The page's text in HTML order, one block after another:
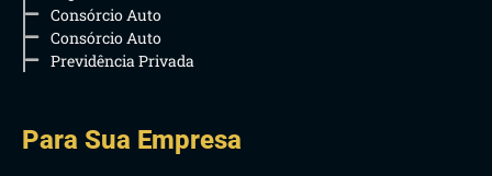
Consórcio Auto
Consórcio Auto
Previdência Privada
Para Sua Empresa